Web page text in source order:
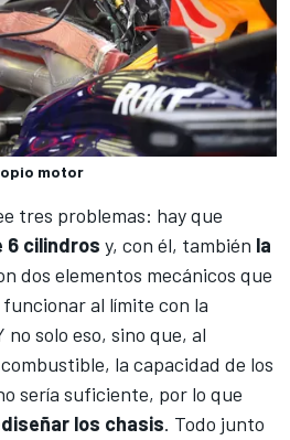
motor
tres problemas: hay que
6 cilindros y, con él, también la
dos elementos mecánicos que
al límite con la
solo eso, sino que, al
la capacidad de los
sería suficiente, por lo que
los chasis. Todo junto